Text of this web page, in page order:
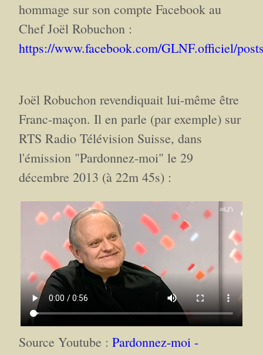
hommage sur son compte Facebook au
Chef Joël Robuchon :
https://www.facebook.com/GLNF.officiel/
Joël Robuchon revendiquait lui-même être
Franc-maçon. Il en parle (par exemple) sur
RTS Radio Télévision Suisse, dans
l'émission "Pardonnez-moi" le 29
décembre 2013 (à 22m 45s) :
Source Youtube : Pardonnez-moi -